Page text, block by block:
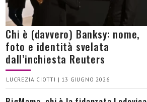
Chi è (davvero) Banksy: nome,
foto e identità svelata
dall’inchiesta Reuters
LUCREZIA CIOTTI | 13 GIUGNO 2026